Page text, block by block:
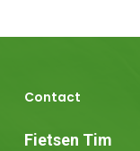
Contact
Fietsen Tim